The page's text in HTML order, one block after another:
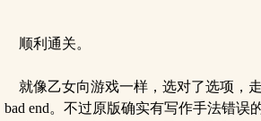
顺利通关。
就像乙女向游戏一样，选对了选项，走
bad end。不过原版确实有写作手法错误